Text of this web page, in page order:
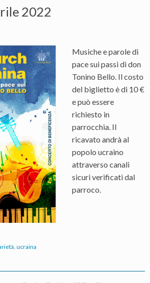
2022
Musiche e parole di
pace sui passi di don
Tonino Bello. Il costo
del biglietto è di 10 €
e può essere
richiesto in
parrocchia. Il
ricavato andrà al
popolo ucraino
attraverso canali
sicuri verificati dal
parroco.
ucraina